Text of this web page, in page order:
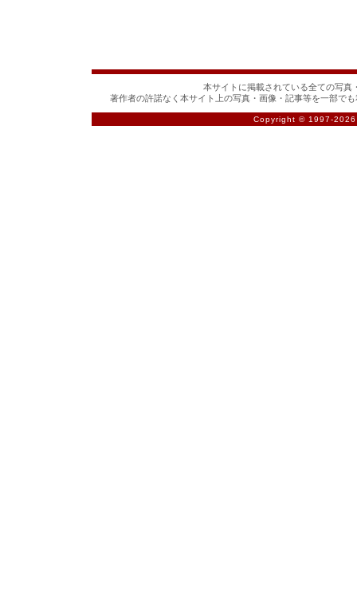
本サイトに掲載されている全ての写真
著作者の許諾なく本サイト上の写真・画像・記事等を一部で
Copyright © 1997-